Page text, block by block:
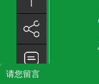
请您留言